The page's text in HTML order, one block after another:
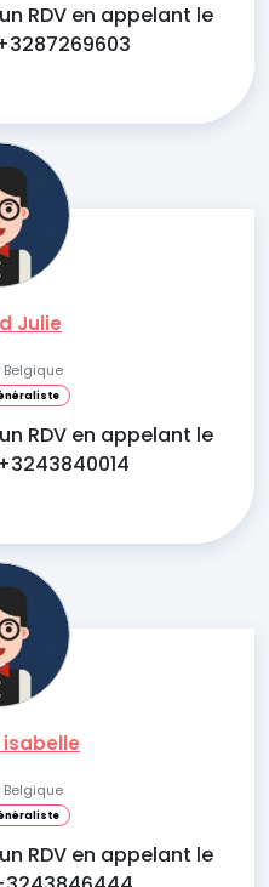
RDV en appelant le
Julie
RDV en appelant le
RDV en appelant le